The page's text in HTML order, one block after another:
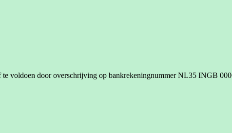
voldoen door overschrijving op bankrekeningnummer NL35 INGB